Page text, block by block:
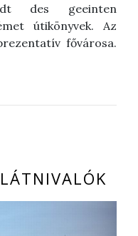
des geeinten
útikönyvek. Az
fővárosa.